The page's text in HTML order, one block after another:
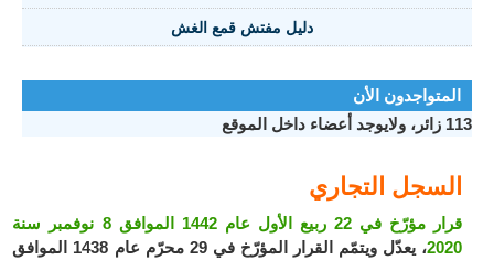
دليل مفتش قمع الغش
المتواجدون الأن
113 زائر، ولايوجد أعضاء داخل الموقع
السجل التجاري
قرار مؤرّخ في 22 ربيع الأول عام 1442 الموافق 8 نوفمبر سنة
2020
، يعدّل ويتمّم القرار المؤرّخ في 29 محرّم عام 1438 الموافق